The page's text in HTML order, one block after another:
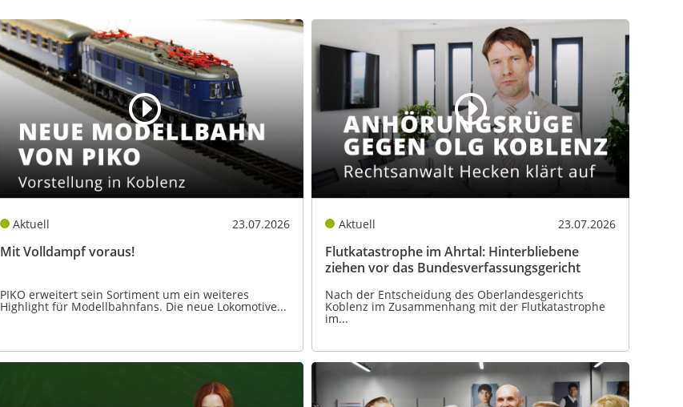
Aktuell 23.07.2026
Mit Volldampf voraus!
PIKO erweitert sein Sortiment um ein weiteres
Highlight für Modellbahnfans. Die neue Lokomotive...
Aktuell 23.07.2026
Flutkatastrophe im Ahrtal: Hinterbliebene
ziehen vor das Bundesverfassungsgericht
Nach der Entscheidung des Oberlandesgerichts
Koblenz im Zusammenhang mit der Flutkatastrophe
im...